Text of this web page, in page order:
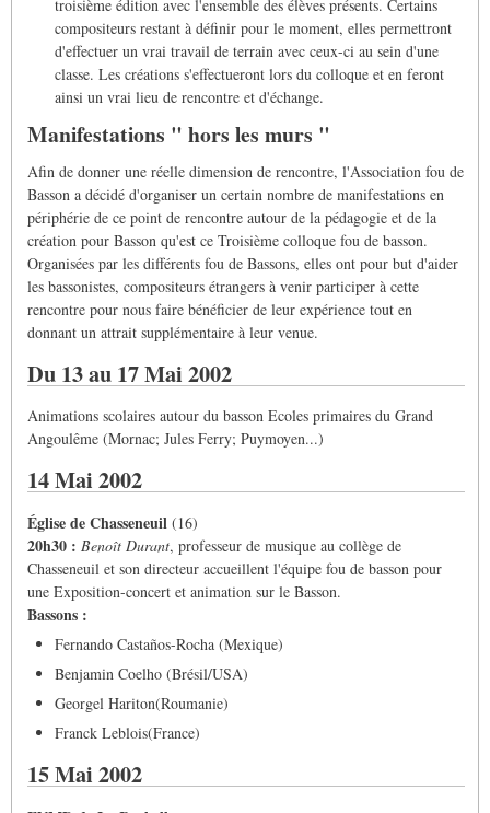
troisième édition avec l'ensemble des élèves présents. Certains
compositeurs restant à définir pour le moment, elles permettront
d'effectuer un vrai travail de terrain avec ceux-ci au sein d'une
classe. Les créations s'effectueront lors du colloque et en feront
ainsi un vrai lieu de rencontre et d'échange.
Manifestations " hors les murs "
Afin de donner une réelle dimension de rencontre, l'Association fou de
Basson a décidé d'organiser un certain nombre de manifestations en
périphérie de ce point de rencontre autour de la pédagogie et de la
création pour Basson qu'est ce Troisième colloque fou de basson.
Organisées par les différents fou de Bassons, elles ont pour but d'aider
les bassonistes, compositeurs étrangers à venir participer à cette
rencontre pour nous faire bénéficier de leur expérience tout en
donnant un attrait supplémentaire à leur venue.
Du 13 au 17 Mai 2002
Animations scolaires autour du basson Ecoles primaires du Grand
Angoulême (Mornac; Jules Ferry; Puymoyen...)
14 Mai 2002
Église de Chasseneuil (16)
20h30 : Benoît Durant, professeur de musique au collège de
Chasseneuil et son directeur accueillent l'équipe fou de basson pour
une Exposition-concert et animation sur le Basson.
Bassons :
Fernando Castaños-Rocha (Mexique)
Benjamin Coelho (Brésil/USA)
Georgel Hariton(Roumanie)
Franck Leblois(France)
15 Mai 2002